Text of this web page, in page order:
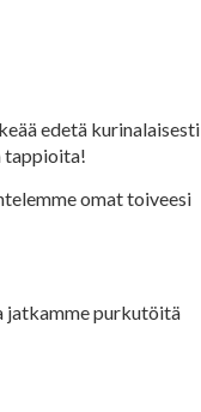
edetä kurinalaisesti
tappioita!
omat toiveesi
jatkamme purkutöitä